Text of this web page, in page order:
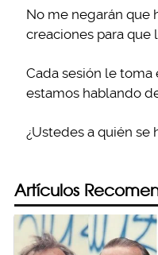
No me negarán que
creaciones para que
Cada sesión le toma
estamos hablando
¿Ustedes a quién se
Artículos